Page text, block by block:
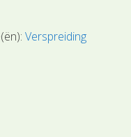
Verspreiding